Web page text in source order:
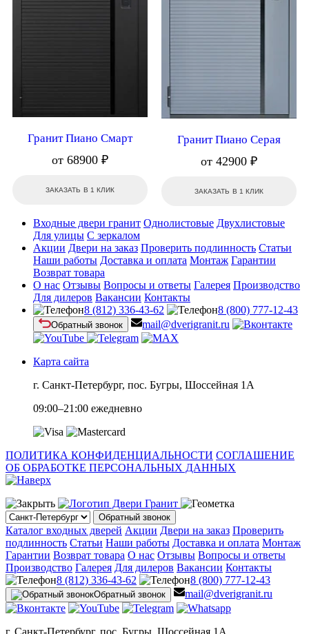
Гранит Пиано Смарт
от 68900 ₽
ЗАКАЗАТЬ В 1 КЛИК
Гранит Пиано Серая
от 42900 ₽
ЗАКАЗАТЬ В 1 КЛИК
Входные двери гранит Однолистовые Двухлистовые
Для улицы С зеркалом
Акции Двери на заказ Проверить подлинность Статьи
Наши работы Доставка и оплата Монтаж Гарантии
Возврат товара
О нас Отзывы Вопросы и ответы Галерея Производство
Для дилеров Вакансии Контакты
8 (812) 336-43-62
8 (800) 777-12-43
Обратный звонок mail@dverigranit.ru
Карта сайта
г. Санкт-Петербург, пос. Бугры, Шоссейная 1А
09:00–21:00 ежедневно
ПОЛИТИКА КОНФИДЕНЦИАЛЬНОСТИ СОГЛАШЕНИЕ
ОБ ОБРАБОТКЕ ПЕРСОНАЛЬНЫХ ДАННЫХ
Обратный звонок
Каталог входных дверей Акции Двери на заказ Проверить
подлинность Статьи Наши работы Доставка и оплата Монтаж
Гарантии Возврат товара О нас Отзывы Вопросы и ответы
Производство Галерея Для дилеров Вакансии Контакты
8 (812) 336-43-62
8 (800) 777-12-43
Обратный звонок mail@dverigranit.ru
г. Санкт-Петербург, пос. Бугры, Шоссейная 1А